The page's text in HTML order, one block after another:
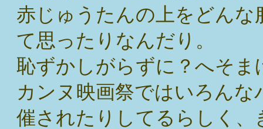
赤じゅうたんの上をどん
て思ったりなんだり。
恥ずかしがらずに？へそ
カンヌ映画祭ではいろん
催されたりしてるらしく